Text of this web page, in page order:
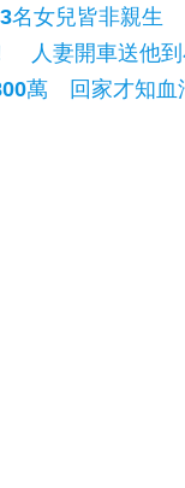
名女兒皆非親生
人妻開車送他到
萬 回家才知血